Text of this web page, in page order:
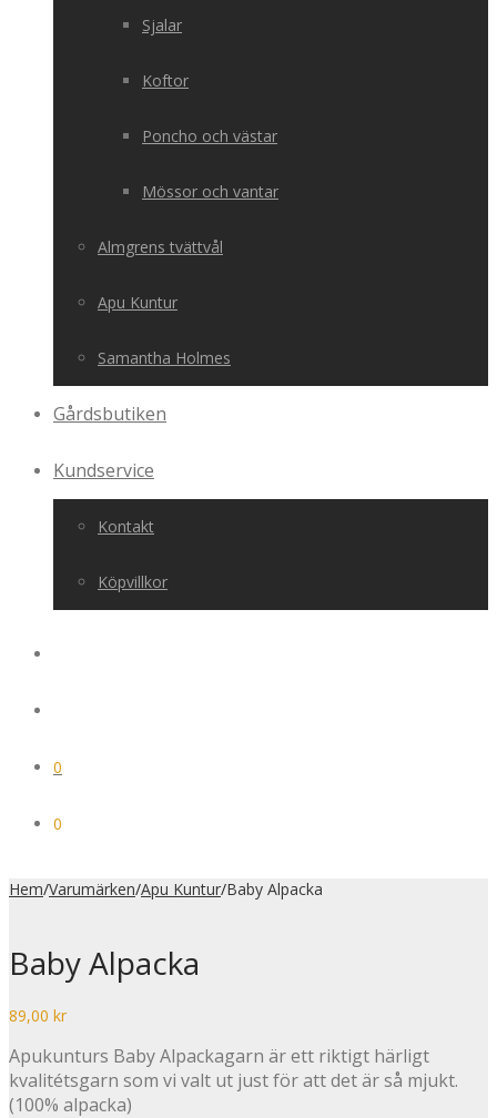
Sjalar
Koftor
Poncho och västar
Mössor och vantar
Almgrens tvättvål
Apu Kuntur
Samantha Holmes
Gårdsbutiken
Kundservice
Kontakt
Köpvillkor
0
0
Hem/Varumärken/Apu Kuntur/Baby Alpacka
Baby Alpacka
89,00 kr
Apukunturs Baby Alpackagarn är ett riktigt härligt
kvalitétsgarn som vi valt ut just för att det är så mjukt.
(100% alpacka)